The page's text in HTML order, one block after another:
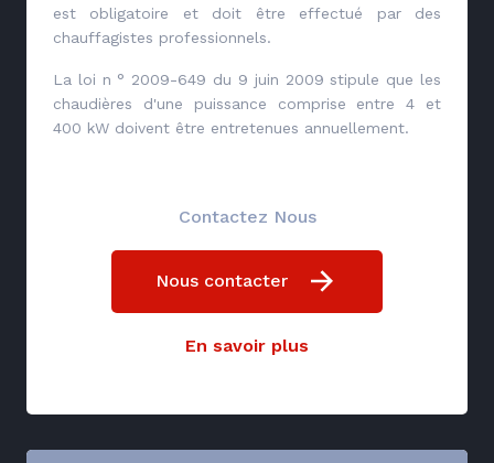
est obligatoire et doit être effectué par des
chauffagistes professionnels.
La loi n ° 2009-649 du 9 juin 2009 stipule que les
chaudières d'une puissance comprise entre 4 et
400 kW doivent être entretenues annuellement.
Contactez Nous
Nous contacter
En savoir plus